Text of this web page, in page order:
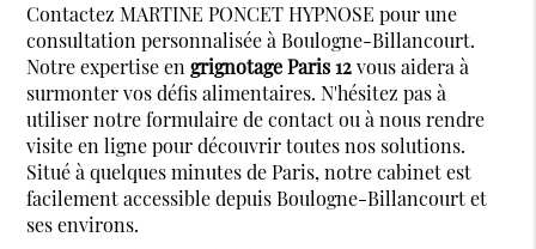
Contactez MARTINE PONCET HYPNOSE pour une
consultation personnalisée à Boulogne-Billancourt.
Notre expertise engrignotage Paris 12vous aidera à
surmonter vos défis alimentaires. N'hésitez pas à
utiliser notre formulaire de contact ou à nous rendre
visite en ligne pour découvrir toutes nos solutions.
Situé à quelques minutes de Paris, notre cabinet est
facilement accessible depuis Boulogne-Billancourt et
ses environs.